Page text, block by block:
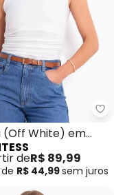
(Rosa) em
(Off White) em
Texturizada
deR$ 89,99
de R$ 44,99sem juros